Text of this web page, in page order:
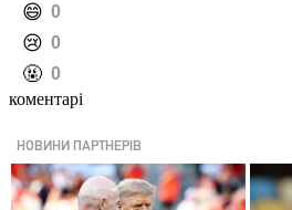
️😄 0
️😢 0
️🤬 0
коментарі